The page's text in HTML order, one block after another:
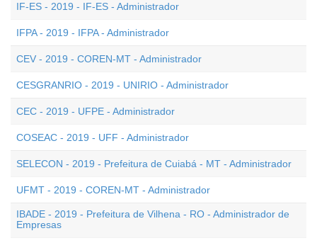
IF-ES - 2019 - IF-ES - Administrador
IFPA - 2019 - IFPA - Administrador
CEV - 2019 - COREN-MT - Administrador
CESGRANRIO - 2019 - UNIRIO - Administrador
CEC - 2019 - UFPE - Administrador
COSEAC - 2019 - UFF - Administrador
SELECON - 2019 - Prefeitura de Cuiabá - MT - Administrador
UFMT - 2019 - COREN-MT - Administrador
IBADE - 2019 - Prefeitura de Vilhena - RO - Administrador de
Empresas